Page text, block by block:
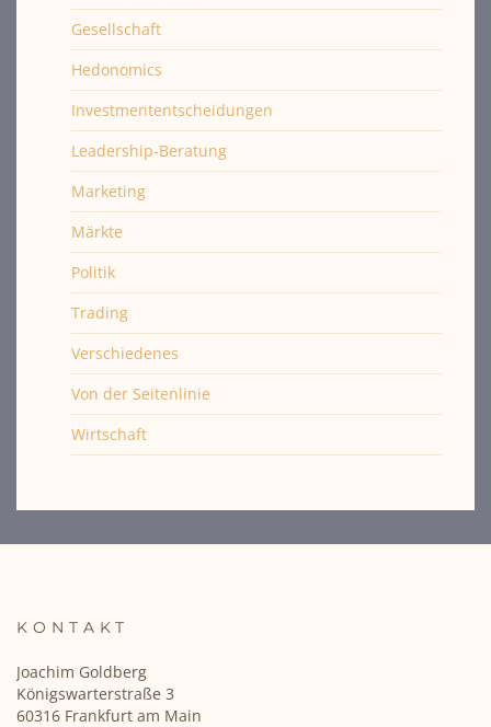
Gesellschaft
Hedonomics
Investmententscheidungen
Leadership-Beratung
Marketing
Märkte
Politik
Trading
Verschiedenes
Von der Seitenlinie
Wirtschaft
KONTAKT
Joachim Goldberg
Königswarterstraße 3
60316 Frankfurt am Main